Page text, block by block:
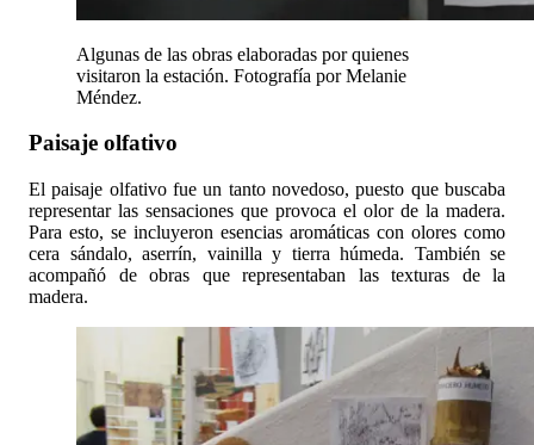
Algunas de las obras elaboradas por quienes
visitaron la estación. Fotografía por Melanie
Méndez.
Paisaje olfativo
El paisaje olfativo fue un tanto novedoso, puesto que buscaba
representar las sensaciones que provoca el olor de la madera.
Para esto, se incluyeron esencias aromáticas con olores como
cera sándalo, aserrín, vainilla y tierra húmeda. También se
acompañó de obras que representaban las texturas de la
madera.